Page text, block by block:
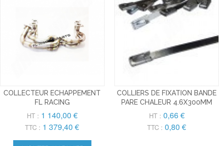
COLLECTEUR ECHAPPEMENT
FL RACING
HT : 1 140,00 €
TTC : 1 379,40 €
COLLIERS DE FIXATION BANDE
PARE CHALEUR 4.6X300MM
HT : 0,66 €
TTC : 0,80 €